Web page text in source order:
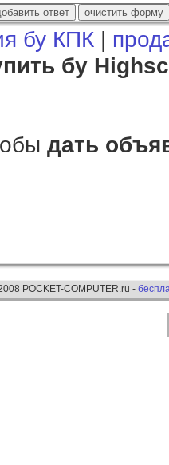
бу КПК |
бу
дать
POCKET-COMPUTER.ru -